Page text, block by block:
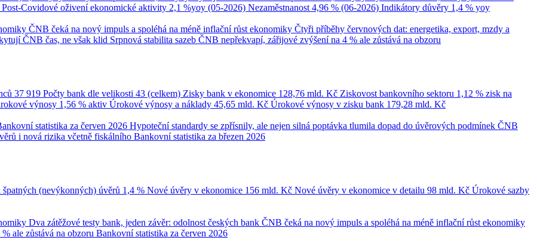
Post-Covidové oživení ekonomické aktivity 2,1 %yoy (05-2026) Nezaměstnanost 4,96 % (06-2026) Indikátory důvěry 1,4 % yoy
ČNB čeká na nový impuls a spoléhá na méně inflační růst ekonomiky Čtyři příběhy červnových dat: energetika, export, mzdy a
ČNB čas, ne však klid Srpnová stabilita sazeb ČNB nepřekvapí, zářijové zvýšení na 4 % ale zůstává na obzoru
37 919 Počty bank dle velikosti 43 (celkem) Zisky bank v ekonomice 128,76 mld. Kč Ziskovost bankovního sektoru 1,12 % zisk na
výnosy 1,56 % aktiv Úrokové výnosy a náklady 45,65 mld. Kč Úrokové výnosy v zisku bank 179,28 mld. Kč
statistika za červen 2026 Hypoteční standardy se zpřísnily, ale nejen silná poptávka tlumila dopad do úvěrových podmínek ČNB
i nová rizika včetně fiskálního Bankovní statistika za březen 2026
špatných (nevýkonných) úvěrů 1,4 % Nové úvěry v ekonomice 156 mld. Kč Nové úvěry v ekonomice v detailu 98 mld. Kč Úrokové sazby
Dva zátěžové testy bank, jeden závěr: odolnost českých bank ČNB čeká na nový impuls a spoléhá na méně inflační růst ekonomiky
ale zůstává na obzoru Bankovní statistika za červen 2026